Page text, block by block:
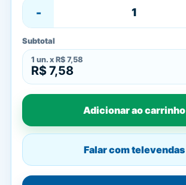
-
Subtotal
1 un. x R$ 7,58
R$ 7,58
Adicionar ao carrinho
Falar com televendas